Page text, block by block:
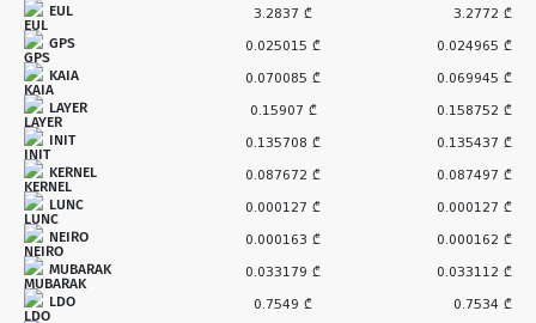
EUL 3.2837 ₾ 3.2772 ₾
GPS 0.025015 ₾ 0.024965 ₾
KAIA 0.070085 ₾ 0.069945 ₾
LAYER 0.15907 ₾ 0.158752 ₾
INIT 0.135708 ₾ 0.135437 ₾
KERNEL 0.087672 ₾ 0.087497 ₾
LUNC 0.000127 ₾ 0.000127 ₾
NEIRO 0.000163 ₾ 0.000162 ₾
MUBARAK 0.033179 ₾ 0.033112 ₾
LDO 0.7549 ₾ 0.7534 ₾